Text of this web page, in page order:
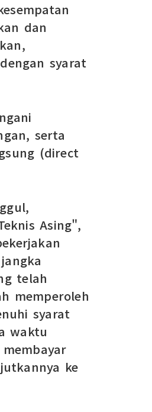
dan
syarat
serta
(direct
Asing",
telah
memperoleh
syarat
waktu
ke